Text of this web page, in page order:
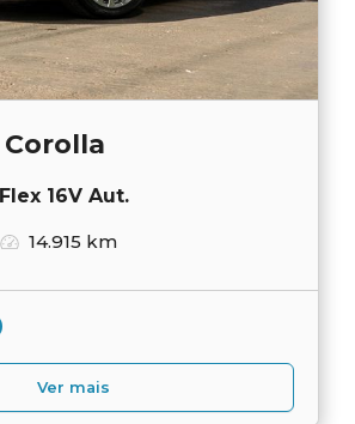
Corolla
16V Aut.
14.915 km
Ver mais